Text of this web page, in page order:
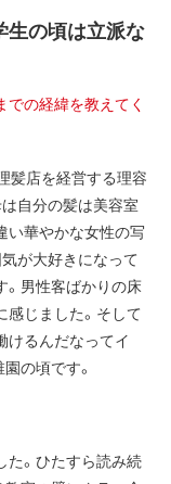
生の頃は立派な
の経緯を教えてく
髪店を経営する理容
自分の髪は美容室
い華やかな女性の写
が大好きになって
男性客ばかりの床
じました。そして
けるんだなってイ
の頃です。
。ひたすら読み続